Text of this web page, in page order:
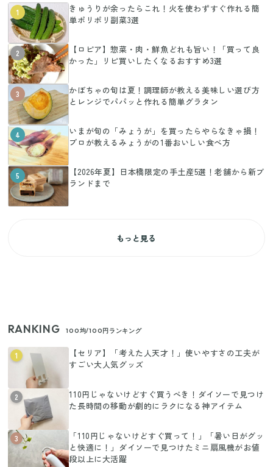
1
きゅうりが余ったらこれ！火を使わずすぐ作れる簡
単ポリポリ副菜3選
2
【ロピア】惣菜・肉・鮮魚どれも旨い！「買って良
かった」リピ買いしたくなるおすすめ3選
3
かぼちゃの旬は夏！調理師が教える美味しい選び方
とレンジでパパッと作れる簡単グラタン
4
いまが旬の「みょうが」を買ったらやらなきゃ損！
プロが教えるみょうがの1番おいしい食べ方
5
【2026年夏】日本橋限定の手土産5選！老舗から新ブ
ランドまで
もっと見る
RANKING 100均/100円ランキング
1
【セリア】「考えた人天才！」使いやすさの工夫が
すごい大人気グッズ
2
110円じゃないけどすぐ買うべき！ダイソーで見つけ
た長時間の移動が劇的にラクになる神アイテム
3
「110円じゃないけどすぐ買って！」「暑い日がグッ
と快適に！」ダイソーで見つけたミニ扇風機がお値
段以上に大活躍